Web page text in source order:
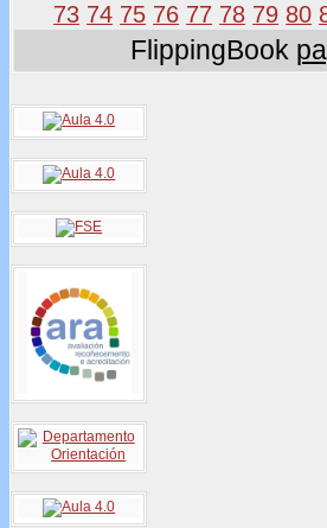
73 74 75 76 77 78 79 80
FlippingBook